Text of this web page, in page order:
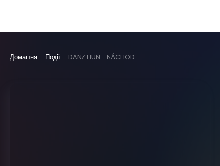
Домашня Події DANZ HUN - NÁCHOD